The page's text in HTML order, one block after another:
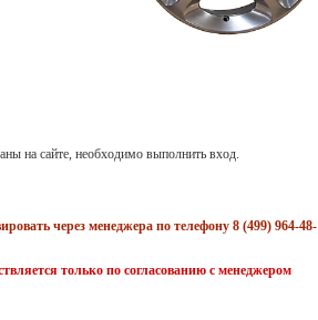
на сайте, необходимо выполнить вход.
через менеджера по телефону 8 (499) 964-48-
только по согласованию с менеджером